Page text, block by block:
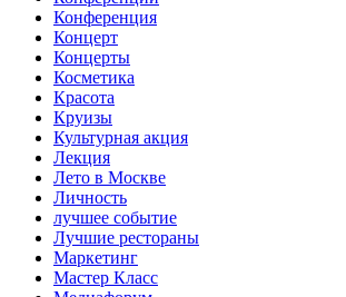
Конференция
Концерт
Концерты
Косметика
Красота
Круизы
Культурная акция
Лекция
Лето в Москве
Личность
лучшее событие
Лучшие рестораны
Маркетинг
Мастер Класс